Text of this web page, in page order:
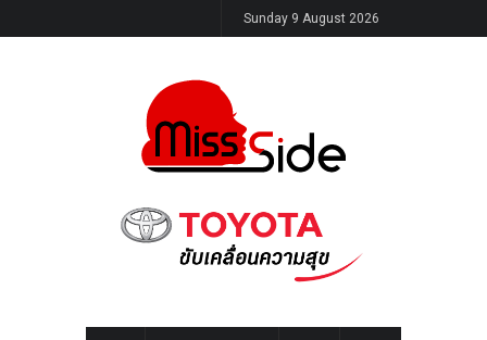
Sunday 9 August 2026